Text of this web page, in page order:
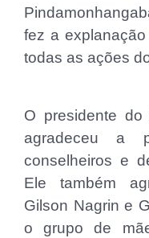
fez a
todas as ações
O presidente do
agradeceu a
conselheiros e
Ele também
Gilson Nagrin e
o grupo de